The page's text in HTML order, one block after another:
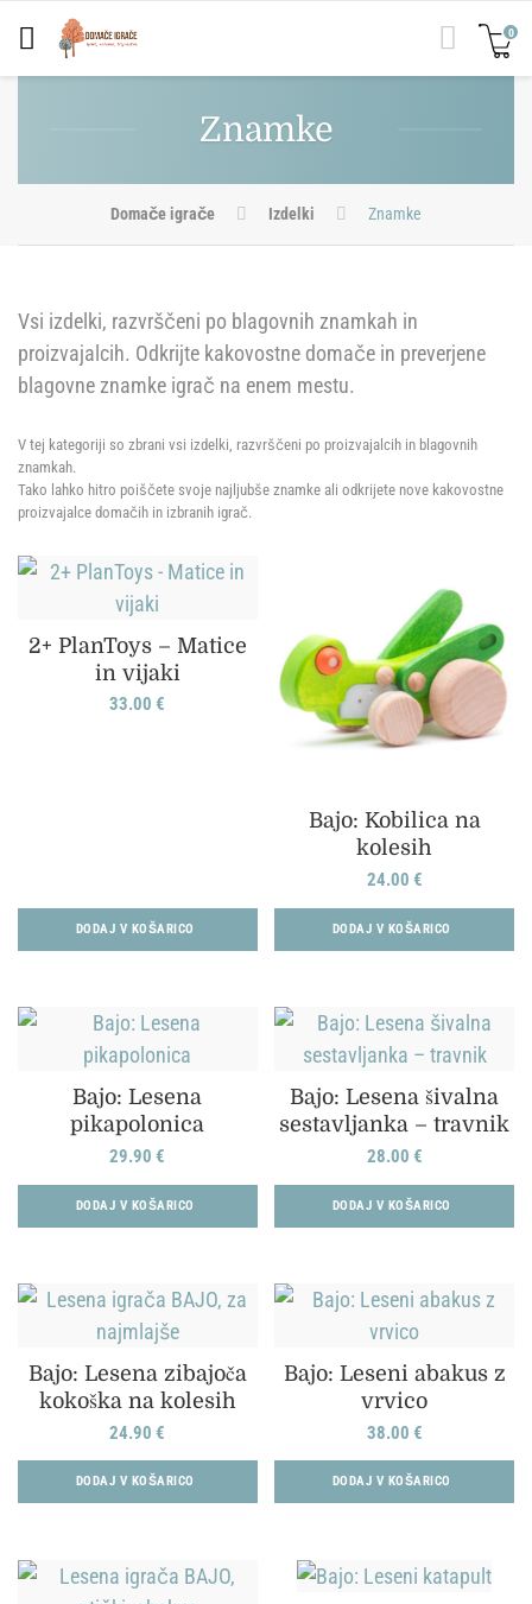
0
Znamke
Domače igrače Izdelki Znamke
Vsi izdelki, razvrščeni po blagovnih znamkah in
proizvajalcih. Odkrijte kakovostne domače in preverjene
blagovne znamke igrač na enem mestu.
V tej kategoriji so zbrani vsi izdelki, razvrščeni po proizvajalcih in blagovnih
znamkah.
Tako lahko hitro poiščete svoje najljubše znamke ali odkrijete nove kakovostne
proizvajalce domačih in izbranih igrač.
2+ PlanToys – Matice
in vijaki
33.00€
DODAJ V KOŠARICO
Bajo: Kobilica na
kolesih
24.00 €
DODAJ V KOŠARICO
Bajo: Lesena
pikapolonica
29.90€
DODAJ V KOŠARICO
Bajo: Lesena šivalna
sestavljanka – travnik
28.00 €
DODAJ V KOŠARICO
Bajo: Lesena zibajoča
kokoška na kolesih
24.90€
DODAJ V KOŠARICO
Bajo: Leseni abakus z
vrvico
38.00 €
DODAJ V KOŠARICO